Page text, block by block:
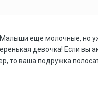
еще молочные, но
девочка! Если вы
то ваша подружка